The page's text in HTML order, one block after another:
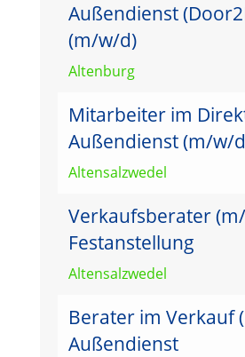
Außendienst
(m/w/d)
Altenburg
Mitarbeiter im
Außendienst (m/w/
Altensalzwedel
Verkaufsberater
Festanstellung
Altensalzwedel
Berater im Verkauf
Außendienst